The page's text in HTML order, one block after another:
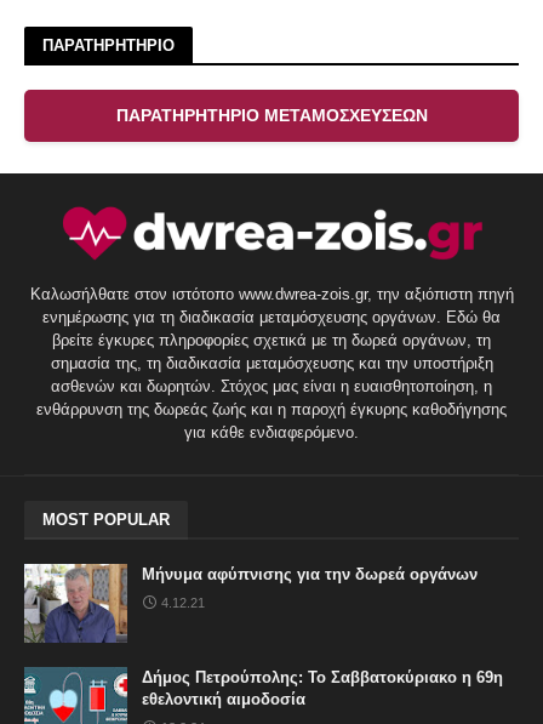
ΠΑΡΑΤΗΡΗΤΗΡΙΟ
ΠΑΡΑΤΗΡΗΤΗΡΙΟ ΜΕΤΑΜΟΣΧΕΥΣΕΩΝ
Καλωσήλθατε στον ιστότοπο www.dwrea-zois.gr, την αξιόπιστη πηγή
ενημέρωσης για τη διαδικασία μεταμόσχευσης οργάνων. Εδώ θα
βρείτε έγκυρες πληροφορίες σχετικά με τη δωρεά οργάνων, τη
σημασία της, τη διαδικασία μεταμόσχευσης και την υποστήριξη
ασθενών και δωρητών. Στόχος μας είναι η ευαισθητοποίηση, η
ενθάρρυνση της δωρεάς ζωής και η παροχή έγκυρης καθοδήγησης
για κάθε ενδιαφερόμενο.
MOST POPULAR
Μήνυμα αφύπνισης για την δωρεά οργάνων
4.12.21
Δήμος Πετρούπολης: Το Σαββατοκύριακο η 69η
εθελοντική αιμοδοσία